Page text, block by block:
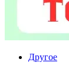
Другое